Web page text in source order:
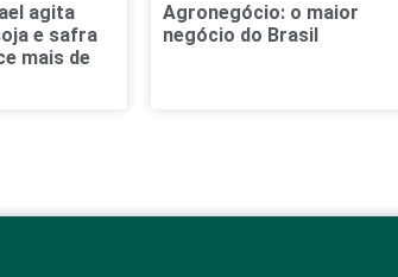
agita
e safra
mais de
Agronegócio: o maior
negócio do Brasil